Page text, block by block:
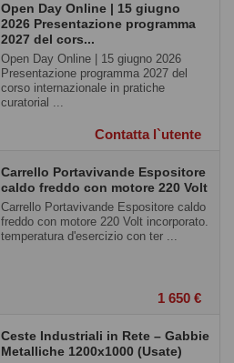
Open Day Online | 15 giugno
2026 Presentazione programma
2027 del cors...
Open Day Online | 15 giugno 2026
Presentazione programma 2027 del
corso internazionale in pratiche
curatorial ...
Contatta l`utente
Carrello Portavivande Espositore
caldo freddo con motore 220 Volt
Carrello Portavivande Espositore caldo
freddo con motore 220 Volt incorporato.
temperatura d'esercizio con ter ...
1 650 €
Ceste Industriali in Rete – Gabbie
Metalliche 1200x1000 (Usate)